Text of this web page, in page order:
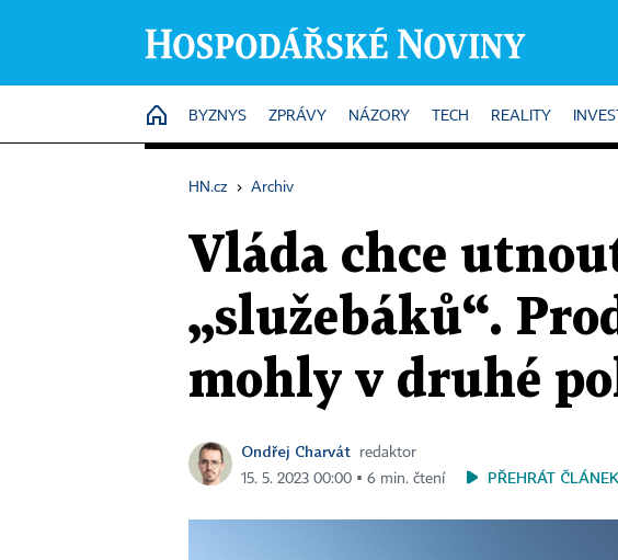
HOME
BYZNYS ZPRÁVY NÁZORY TECH REALITY
HN.cz › Archiv
Vláda chce
„služebáků“.
mohly v druhé
Ondřej Charvát
redaktor
15. 5. 2023 00:00 ▪ 6 min. čtení
PŘEHRÁT ČLÁNEK